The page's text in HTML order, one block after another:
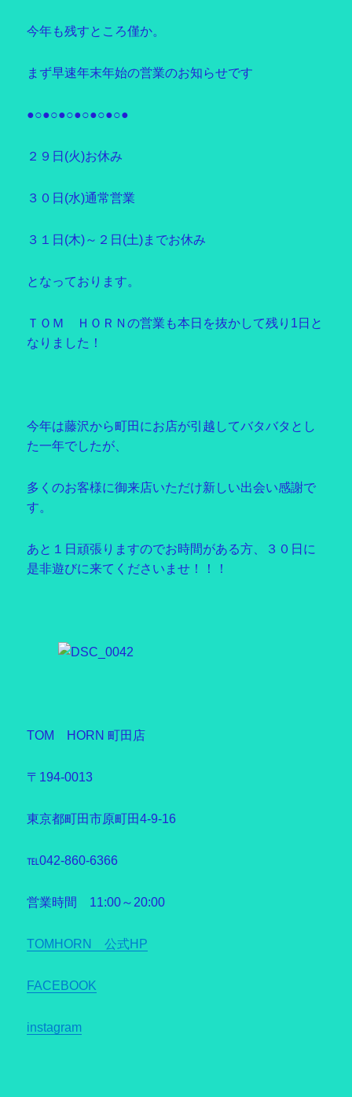
今年も残すところ僅か。
まず早速年末年始の営業のお知らせです
●○●○●○●○●○●○●
２９日(火)お休み
３０日(水)通常営業
３１日(木)～２日(土)までお休み
となっております。
ＴＯＭ ＨＯＲＮの営業も本日を抜かして残り1日と
なりました！
今年は藤沢から町田にお店が引越してバタバタとし
た一年でしたが、
多くのお客様に御来店いただけ新しい出会い感謝で
す。
あと１日頑張りますのでお時間がある方、３０日に
是非遊びに来てくださいませ！！！
TOM HORN 町田店
〒194-0013
東京都町田市原町田4-9-16
℡042-860-6366
営業時間 11:00～20:00
TOMHORN 公式HP
FACEBOOK
instagram